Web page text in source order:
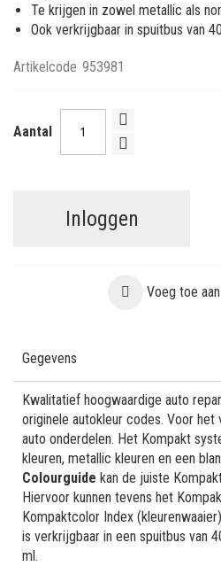
Te krijgen in zowel metallic als
Ook verkrijgbaar in spuitbus van
Artikelcode 953981
Aantal
Inloggen
Voeg toe
Gegevens
Kwalitatief hoogwaardige auto
originele autokleur codes. Voor het
auto onderdelen. Het Kompakt
kleuren, metallic kleuren en een
Colourguide kan de juiste
Hiervoor kunnen tevens het
Kompaktcolor Index
is verkrijgbaar in een spuitbus van
ml.